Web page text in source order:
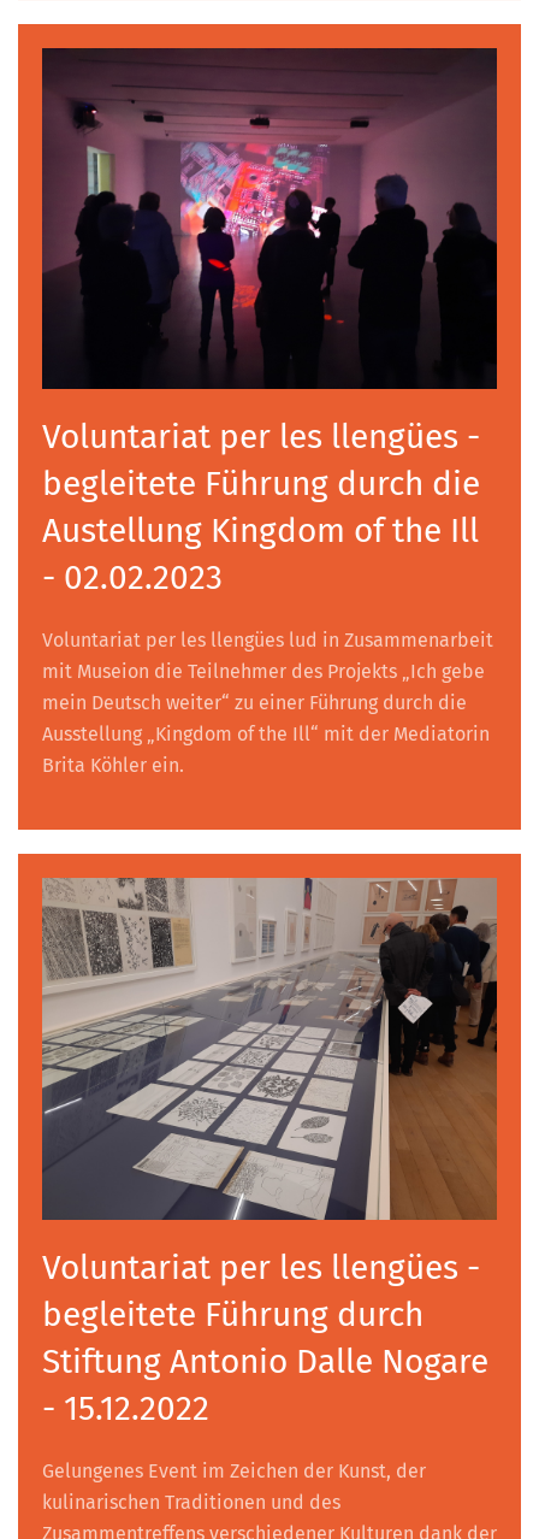
Voluntariat per les llengües -
begleitete Führung durch die
Austellung Kingdom of the Ill
- 02.02.2023
Voluntariat per les llengües lud in Zusammenarbeit
mit Museion die Teilnehmer des Projekts „Ich gebe
mein Deutsch weiter“ zu einer Führung durch die
Ausstellung „Kingdom of the Ill“ mit der Mediatorin
Brita Köhler ein.
Voluntariat per les llengües -
begleitete Führung durch
Stiftung Antonio Dalle Nogare
- 15.12.2022
Gelungenes Event im Zeichen der Kunst, der
kulinarischen Traditionen und des
Zusammentreffens verschiedener Kulturen dank der